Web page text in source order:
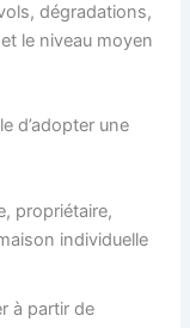
dégradations,
le niveau moyen
d’adopter une
propriétaire,
individuelle
à partir de